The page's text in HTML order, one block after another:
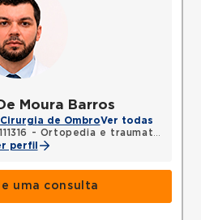
Moura Barros
Cirurgia de OmbroVer todas
- Ortopedia e traumatologia
perfil
uma consulta